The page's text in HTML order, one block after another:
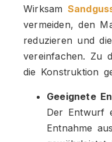
Wirksam
vermeiden, den
reduzieren und
vereinfachen. Zu
die Konstruktion
Geeignete
Der Entwurf
Entnahme